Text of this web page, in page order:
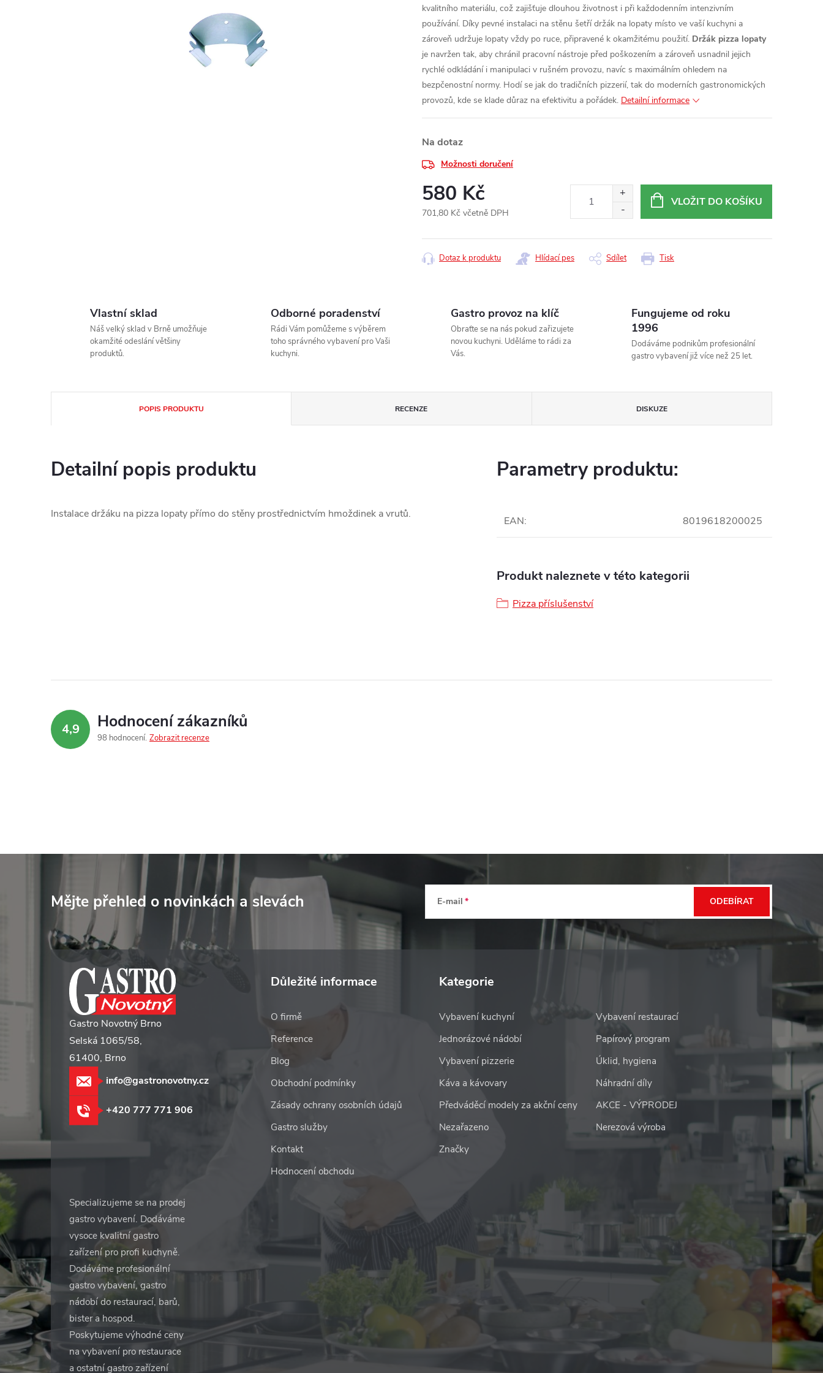
kvalitního materiálu, což zajišťuje dlouhou životnost i při každodenním intenzivním
používání. Díky pevné instalaci na stěnu šetří držák na lopaty místo ve vaší kuchyni a
zároveň udržuje lopaty vždy po ruce, připravené k okamžitému použití. Držák pizza lopaty
je navržen tak, aby chránil pracovní nástroje před poškozením a zároveň usnadnil jejich
rychlé odkládání i manipulaci v rušném provozu, navíc s maximálním ohledem na
bezpčenostní normy. Hodí se jak do tradičních pizzerií, tak do moderních gastronomických
provozů, kde se klade důraz na efektivitu a pořádek. Detailní informace
Na dotaz
Možnosti doručení
580 Kč
701,80 Kč včetně DPH
cena:
VLOŽIT DO KOŠÍKU
Tisk
Dotaz k produktu Hlídací pes Sdílet
Vlastní sklad
Náš velký sklad v Brně umožňuje
okamžité odeslání většiny
produktů.
Odborné poradenství
Rádi Vám pomůžeme s výběrem
toho správného vybavení pro Vaši
kuchyni.
Gastro provoz na klíč
Obraťte se na nás pokud zařizujete
novou kuchyni. Uděláme to rádi za
Vás.
Fungujeme od roku
1996
Dodáváme podnikům profesionální
gastro vybavení již více než 25 let.
POPIS PRODUKTU RECENZE DISKUZE
Detailní popis produktu
Instalace držáku na pizza lopaty přímo do stěny prostřednictvím hmoždinek a vrutů.
Parametry produktu:
EAN: 8019618200025
Produkt naleznete v této kategorii
Pizza příslušenství
4,9 Hodnocení zákazníků
98 hodnocení Zobrazit recenze
Mějte přehled o novinkácha slevách E-mail ODEBÍRAT
Gastro Novotný Brno
Selská 1065/58,
61400, Brno
info@gastronovotny.cz
+420 777 771 906
Důležité informace
O firmě
Reference
Blog
Obchodní podmínky
Zásady ochrany osobních údajů
Gastro služby
Kontakt
Hodnocení obchodu
Kategorie
Vybavení kuchyní
Vybavení restaurací
Jednorázové nádobí
Papírový program
Vybavení pizzerie
Úklid, hygiena
Káva a kávovary
Náhradní díly
Předváděcí modely za akční ceny
AKCE - VÝPRODEJ
Nezařazeno
Nerezová výroba
Značky
Specializujeme se na prodej
gastro vybavení. Dodáváme
vysoce kvalitní gastro
zařízení pro profi kuchyně.
Dodáváme profesionální
gastro vybavení, gastro
nádobí do restaurací, barů,
bister a hospod.
Poskytujeme výhodné ceny
na vybavení pro restaurace
a ostatní gastro zařízení